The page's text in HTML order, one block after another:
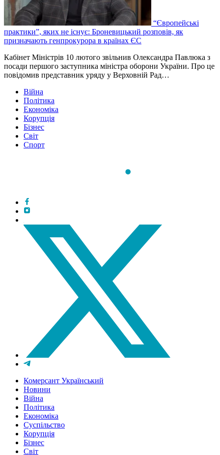
“Європейські
практики”, яких не існує: Броневицький розповів, як
призначають генпрокурора в країнах ЄС
Кабінет Міністрів 10 лютого звільнив Олександра Павлюка з
посади першого заступника міністра оборони України. Про це
повідомив представник уряду у Верховній Рад…
Війна
Політика
Економіка
Корупція
Бізнес
Світ
Спорт
Комерсант Український
Новини
Війна
Політика
Економіка
Суспільство
Корупція
Бізнес
Світ